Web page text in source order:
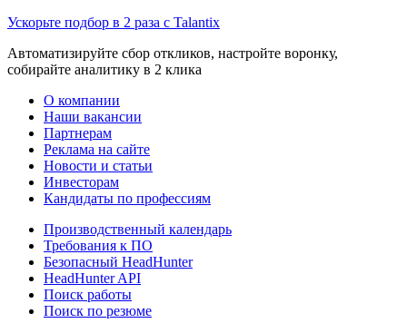
Ускорьте подбор в 2 раза с Talantix
Автоматизируйте сбор откликов, настройте воронку,
собирайте аналитику в 2 клика
О компании
Наши вакансии
Партнерам
Реклама на сайте
Новости и статьи
Инвесторам
Кандидаты по профессиям
Производственный календарь
Требования к ПО
Безопасный HeadHunter
HeadHunter API
Поиск работы
Поиск по резюме